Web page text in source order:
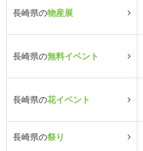
長崎県の物産展
長崎県の無料イベント
長崎県の花イベント
長崎県の祭り